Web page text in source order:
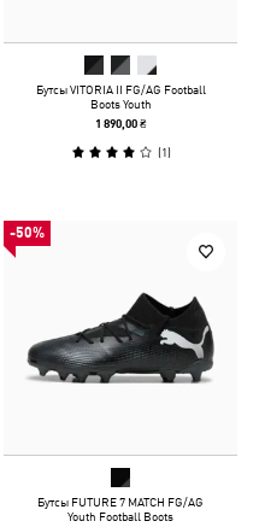
Бутсы VITORIA II FG/AG Football
Boots Youth
1 890,00 ₴
(1)
-50%
Бутсы FUTURE 7 MATCH FG/AG
Youth Football Boots